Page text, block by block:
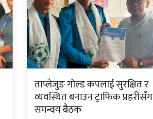
ताप्लेजुङ गोल्ड कपलाई सुरक्षित र
व्यवस्थित बनाउन ट्राफिक प्रहरीसँग
समन्वय बैठक